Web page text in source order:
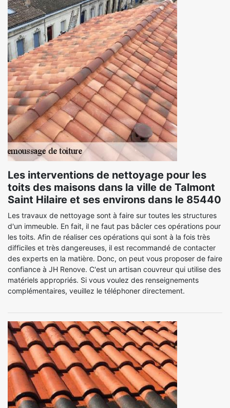
Les interventions de nettoyage pour les
toits des maisons dans la ville de Talmont
Saint Hilaire et ses environs dans le 85440
Les travaux de nettoyage sont à faire sur toutes les structures
d'un immeuble. En fait, il ne faut pas bâcler ces opérations pour
les toits. Afin de réaliser ces opérations qui sont à la fois très
difficiles et très dangereuses, il est recommandé de contacter
des experts en la matière. Donc, on peut vous proposer de faire
confiance à JH Renove. C'est un artisan couvreur qui utilise des
matériels appropriés. Si vous voulez des renseignements
complémentaires, veuillez le téléphoner directement.